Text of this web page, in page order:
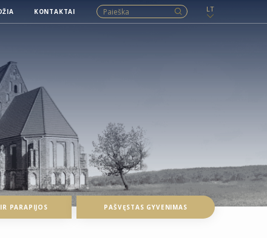
KONTAKTAI LT
PARAPIJOS PAŠVĘSTAS GYVENIMAS